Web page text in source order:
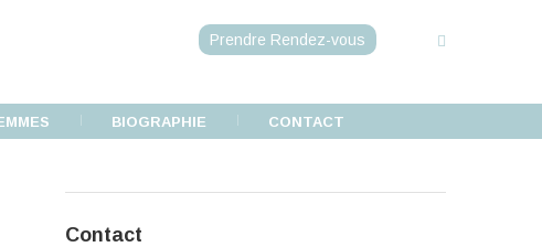
Prendre Rendez-vous
BIOGRAPHIE CONTACT
Contact